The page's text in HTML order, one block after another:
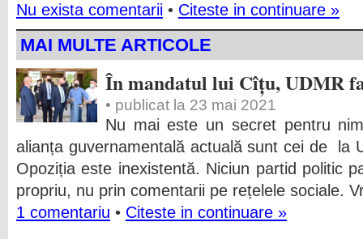
Nu exista comentarii • Citeste in continuare »
MAI MULTE ARTICOLE
În mandatul lui Cîțu, UDMR
• publicat la 23 mai 2021
Nu mai este un secret pentru
alianța guvernamentală actuală sunt cei de la
Opoziția este inexistentă. Niciun partid politic
propriu, nu prin comentarii pe rețelele sociale.
1 comentariu • Citeste in continuare »